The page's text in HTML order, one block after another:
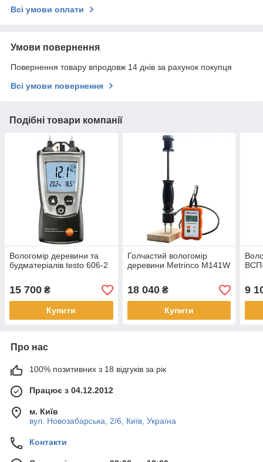
Всі умови оплати
Умови повернення
Повернення товару впродовж 14 днів за рахунок покупця
Всі умови повернення
Подібні товари компанії
Вологомір деревини та
будматеріалів testo 606-2
15 700 ₴
Купити
Голчастий вологомір
деревини Metrinco M141W
18 040₴
Купити
9
Про нас
100% позитивних з 18 відгуків за рік
Працює з 04.12.2012
м. Київ
вул. Новозабарська, 2/6, Київ, Україна
Контакти